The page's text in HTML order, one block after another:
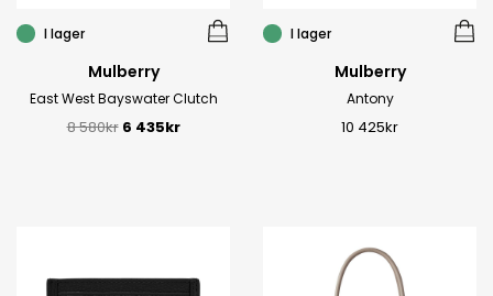
I lager
Mulberry
East West Bayswater Clutch
8 580kr 6 435kr
I lager
Mulberry
Antony
10 425kr